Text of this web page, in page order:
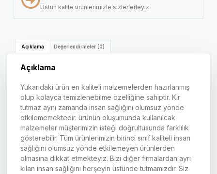
Üstün kalite ürünlerimizle sizlerlerleyiz.
Açıklama Değerlendirmeler (0)
Açıklama
Yukarıdaki ürün en kaliteli malzemelerden hazırlanmış
olup kolayca temizlenebilme özelliğine sahiptir. Kir
tutmaz aynı zamanda insan sağlığını olumsuz yönde
etkilememektedir. ürünün oluşumunda kullanılcak
malzemeler müşterimizin isteği doğrultusunda farklılık
gösterebilir. Tüm ürünlerimizin birinci sınıf kaliteli insan
sağlığını olumsuz yönde etkilemeyen ürünlerden
olmasına dikkat etmekteyiz. Bizi diğer firmalardan ayrı
kılan insan sağlığını herşeyin üstünde tutmamızdır. Siz